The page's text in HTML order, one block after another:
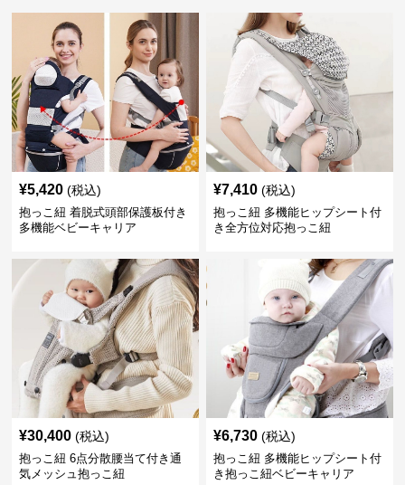
¥5,420 (税込)
抱っこ紐 着脱式頭部保護板付き
多機能ベビーキャリア
¥7,410 (税込)
抱っこ紐 多機能ヒップシート付
き全方位対応抱っこ紐
¥30,400 (税込)
抱っこ紐 6点分散腰当て付き通
気メッシュ抱っこ紐
¥6,730 (税込)
抱っこ紐 多機能ヒップシート付
き抱っこ紐ベビーキャリア